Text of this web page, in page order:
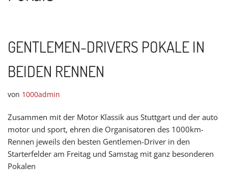
GENTLEMEN-DRIVERS POKALE IN
BEIDEN RENNEN
von 1000admin
Zusammen mit der Motor Klassik aus Stuttgart und der auto
motor und sport, ehren die Organisatoren des 1000km-
Rennen jeweils den besten Gentlemen-Driver in den
Starterfelder am Freitag und Samstag mit ganz besonderen
Pokalen